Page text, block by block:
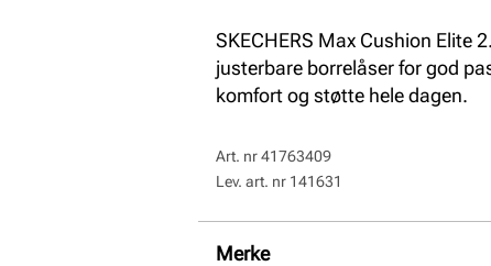
SKECHERS Max Cushion Elite
justerbare borrelåser for god
komfort og støtte hele dagen.
Art. nr41763409
Lev. art. nr 141631
Merke